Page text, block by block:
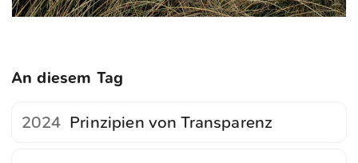
An diesem Tag
2024 Prinzipien von Transparenz